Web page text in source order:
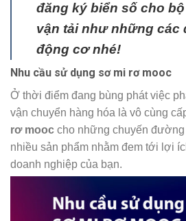
đăng ký biển số cho
vận tải như những các
động cơ nhé!
Nhu cầu sử dụng sơ mi rơ mooc
Ở thời điểm đang bùng phát việc
vận chuyển hàng hóa là vô cùng
rơ mooc cho những chuyến đường
nhiều sản phẩm nhằm đem tới lợi
doanh nghiệp của bạn.